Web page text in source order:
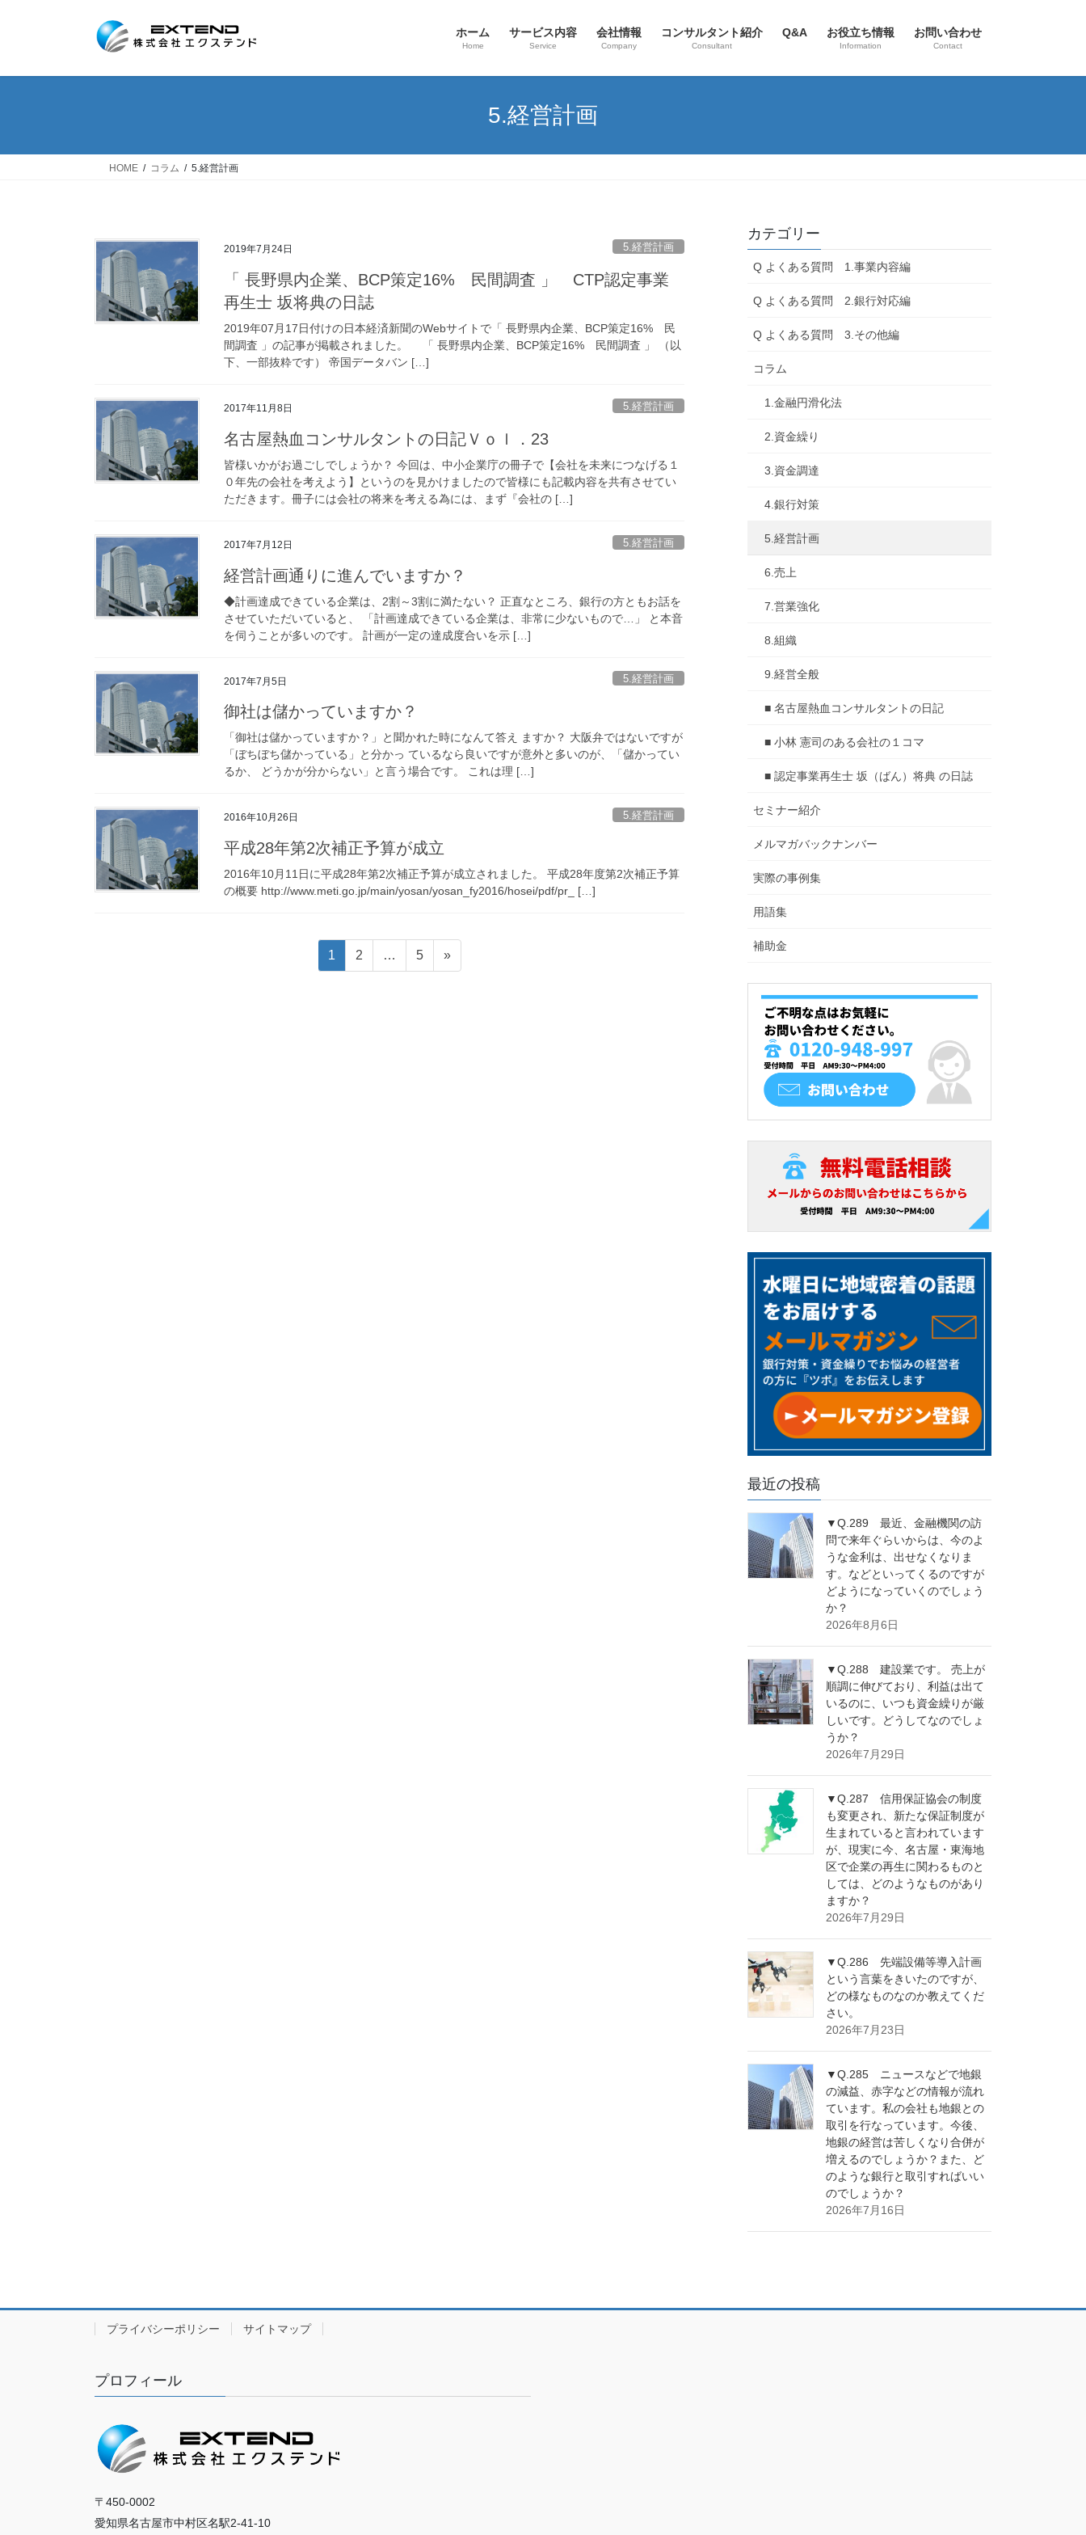
ホーム
Home
サービス内容
Service
会社情報
Company
コンサルタント紹介
Consultant
Q&A お役立ち情報
Information
お問い合わせ
Contact
5.経営計画
HOME コラム 5.経営計画
2019年7月24日 5.経営計画
「 長野県内企業、BCP策定16% 民間調査 」 CTP認定事業
再生士 坂将典の日誌
2019年07月17日付けの日本経済新聞のWebサイトで「 長野県内企業、BCP策定16% 民
間調査 」の記事が掲載されました。 「 長野県内企業、BCP策定16% 民間調査 」 （以
下、一部抜粋です） 帝国データバン […]
2017年11月8日 5.経営計画
名古屋熱血コンサルタントの日記Ｖｏｌ．23
皆様いかがお過ごしでしょうか？ 今回は、中小企業庁の冊子で【会社を未来につなげる１
０年先の会社を考えよう】というのを見かけましたので皆様にも記載内容を共有させてい
ただきます。冊子には会社の将来を考える為には、まず『会社の […]
2017年7月12日 5.経営計画
経営計画通りに進んでいますか？
◆計画達成できている企業は、2割～3割に満たない？ 正直なところ、銀行の方ともお話を
させていただいていると、 「計画達成できている企業は、非常に少ないもので…」 と本音
を伺うことが多いのです。 計画が一定の達成度合いを示 […]
2017年7月5日 5.経営計画
御社は儲かっていますか？
「御社は儲かっていますか？」と聞かれた時になんて答え ますか？ 大阪弁ではないですが
「ぼちぼち儲かっている」と分かっ ているなら良いですが意外と多いのが、「儲かってい
るか、 どうかが分からない」と言う場合です。 これは理 […]
2016年10月26日 5.経営計画
平成28年第2次補正予算が成立
2016年10月11日に平成28年第2次補正予算が成立されました。 平成28年度第2次補正予算
の概要 http://www.meti.go.jp/main/yosan/yosan_fy2016/hosei/pdf/pr_ […]
固
定
1
固
定
2 …
固
定
5 »
カテゴリー
Q よくある質問 1.事業内容編
Q よくある質問 2.銀行対応編
Q よくある質問 3.その他編
コラム
1.金融円滑化法
2.資金繰り
3.資金調達
4.銀行対策
5.経営計画
6.売上
7.営業強化
8.組織
9.経営全般
■ 名古屋熱血コンサルタントの日記
■ 小林 憲司のある会社の１コマ
■ 認定事業再生士 坂（ばん）将典 の日誌
セミナー紹介
メルマガバックナンバー
実際の事例集
用語集
補助金
最近の投稿
▼Q.289 最近、金融機関の訪
問で来年ぐらいからは、今のよ
うな金利は、出せなくなりま
す。などといってくるのですが
どようになっていくのでしょう
か？
2026年8月6日
▼Q.288 建設業です。 売上が
順調に伸びており、利益は出て
いるのに、いつも資金繰りが厳
しいです。どうしてなのでしょ
うか？
2026年7月29日
▼Q.287 信用保証協会の制度
も変更され、新たな保証制度が
生まれていると言われています
が、現実に今、名古屋・東海地
区で企業の再生に関わるものと
しては、どのようなものがあり
ますか？
2026年7月29日
▼Q.286 先端設備等導入計画
という言葉をきいたのですが、
どの様なものなのか教えてくだ
さい。
2026年7月23日
▼Q.285 ニュースなどで地銀
の減益、赤字などの情報が流れ
ています。私の会社も地銀との
取引を行なっています。今後、
地銀の経営は苦しくなり合併が
増えるのでしょうか？また、ど
のような銀行と取引すればいい
のでしょうか？
2026年7月16日
プライバシーポリシー サイトマップ
プロフィール
〒450-0002
愛知県名古屋市中村区名駅2-41-10